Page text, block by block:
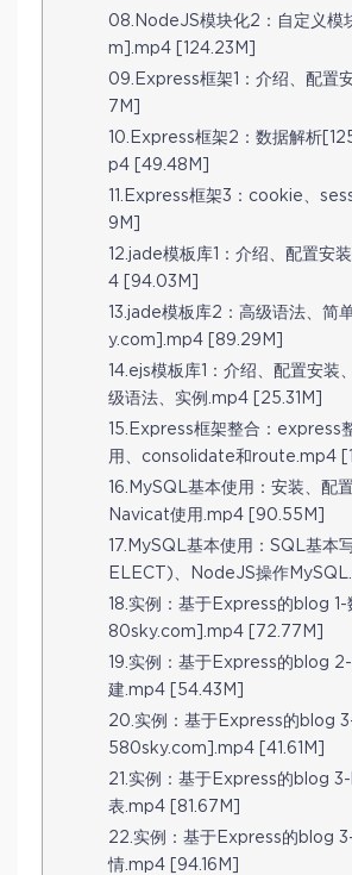
08.NodeJS模块化2：自定义模
m].mp4 [124.23M]
09.Express框架1：介绍、配置
7M]
10.Express框架2：数据解析
p4 [49.48M]
11.Express框架3：cookie、
9M]
12.jade模板库1：介绍、配置安
4 [94.03M]
13.jade模板库2：高级语法、简
y.com].mp4 [89.29M]
14.ejs模板库1：介绍、配置安装
级语法、实例.mp4 [25.31M]
15.Express框架整合：express
用、consolidate和route.mp4
16.MySQL基本使用：安装、配
Navicat使用.mp4 [90.55M]
17.MySQL基本使用：SQL基本
ELECT)、NodeJS操作
18.实例：基于Express的blog 1-
80sky.com].mp4 [72.77M]
19.实例：基于Express的blog
建.mp4 [54.43M]
20.实例：基于Express的blog
580sky.com].mp4 [41.61M]
21.实例：基于Express的blog
表.mp4 [81.67M]
22.实例：基于Express的blog
情.mp4 [94.16M]